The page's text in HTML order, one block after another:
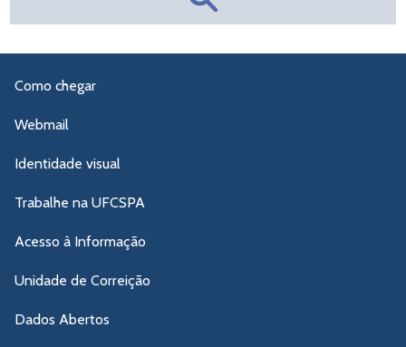
Como chegar
Webmail
Identidade visual
Trabalhe na UFCSPA
Acesso à Informação
Unidade de Correição
Dados Abertos